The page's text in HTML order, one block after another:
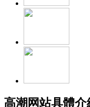
高潮网站具體介